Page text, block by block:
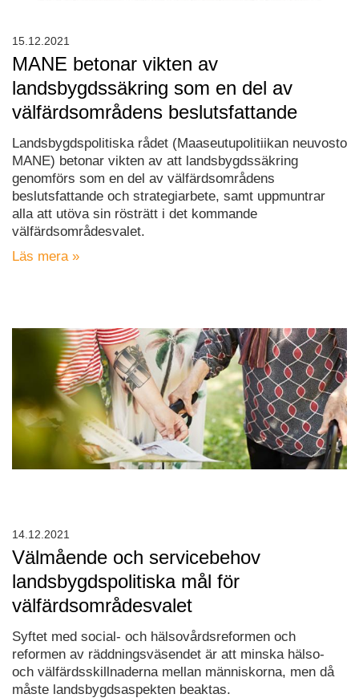
MANE betonar vikten av
landsbygdssäkring som en del av
välfärdsområdens beslutsfattande
Landsbygdspolitiska rådet (Maaseutupolitiikan neuvosto
MANE) betonar vikten av att landsbygdssäkring
genomförs som en del av välfärdsområdens
beslutsfattande och strategiarbete, samt uppmuntrar
alla att utöva sin rösträtt i det kommande
välfärdsområdesvalet.
Läs mera »
15.12.2021
Välmående och servicebehov
landsbygdspolitiska mål för
välfärdsområdesvalet
Syftet med social- och hälsovårdsreformen och
reformen av räddningsväsendet är att minska hälso-
och välfärdsskillnaderna mellan människorna, men då
måste landsbygdsaspekten beaktas.
14.12.2021